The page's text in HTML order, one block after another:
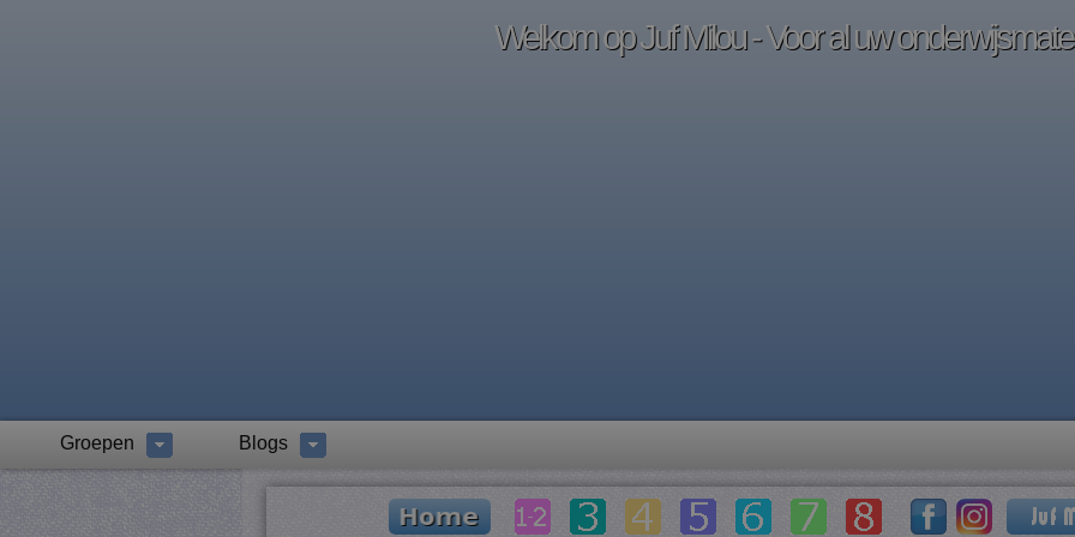
Welkom op Juf Milou - Voor al uw
Groepen Blogs